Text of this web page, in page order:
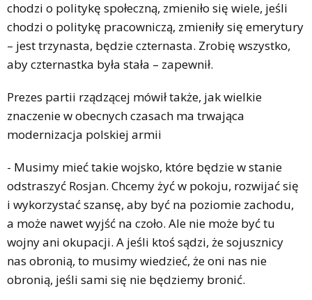
chodzi o politykę społeczną, zmieniło się wiele, jeśli
chodzi o politykę pracowniczą, zmieniły się emerytury
– jest trzynasta, będzie czternasta. Zrobię wszystko,
aby czternastka była stała – zapewnił.
Prezes partii rządzącej mówił także, jak wielkie
znaczenie w obecnych czasach ma trwająca
modernizacja polskiej armii
- Musimy mieć takie wojsko, które będzie w stanie
odstraszyć Rosjan. Chcemy żyć w pokoju, rozwijać się
i wykorzystać szansę, aby być na poziomie zachodu,
a może nawet wyjść na czoło. Ale nie może być tu
wojny ani okupacji. A jeśli ktoś sądzi, że sojusznicy
nas obronią, to musimy wiedzieć, że oni nas nie
obronią, jeśli sami się nie będziemy bronić.